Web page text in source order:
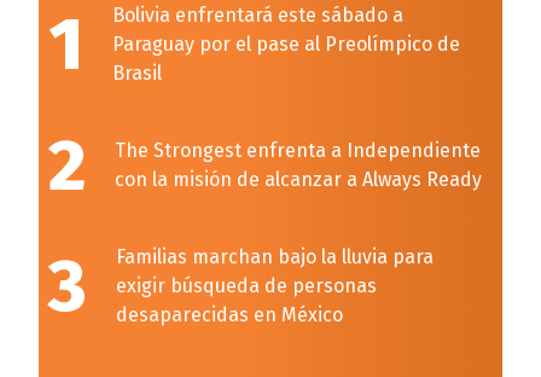
1
Bolivia enfrentará este sábado a
Paraguay por el pase al Preolímpico de
Brasil
2
The Strongest enfrenta a Independiente
con la misión de alcanzar a Always Ready
3
Familias marchan bajo la lluvia para
exigir búsqueda de personas
desaparecidas en México